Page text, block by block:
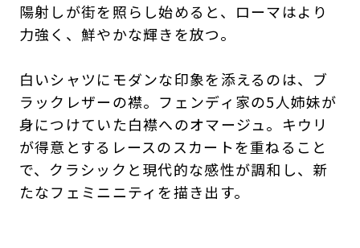
陽射しが街を照らし始めると、ローマはより
力強く、鮮やかな輝きを放つ。
白いシャツにモダンな印象を添えるのは、ブ
ラックレザーの襟。フェンディ家の5人姉妹が
身につけていた白襟へのオマージュ。キウリ
が得意とするレースのスカートを重ねること
で、クラシックと現代的な感性が調和し、新
たなフェミニニティを描き出す。